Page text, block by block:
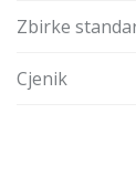
Zbirke
Cjenik